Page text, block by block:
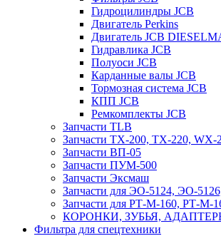
Гидроцилиндры JCB
Двигатель Perkins
Двигатель JCB
Гидравлика JCB
Полуоси JCB
Карданные валы JCB
Тормозная система JCB
КПП JCB
Ремкомплекты JCB
Запчасти TLB
Запчасти TX-200, TX-220, WX-
Запчасти ВП-05
Запчасти ПУМ-500
Запчасти Эксмаш
Запчасти для ЭО-5124, ЭО-
Запчасти для РТ-М-160, РТ-М-
КОРОНКИ, ЗУБЬЯ,
Фильтра для спецтехники